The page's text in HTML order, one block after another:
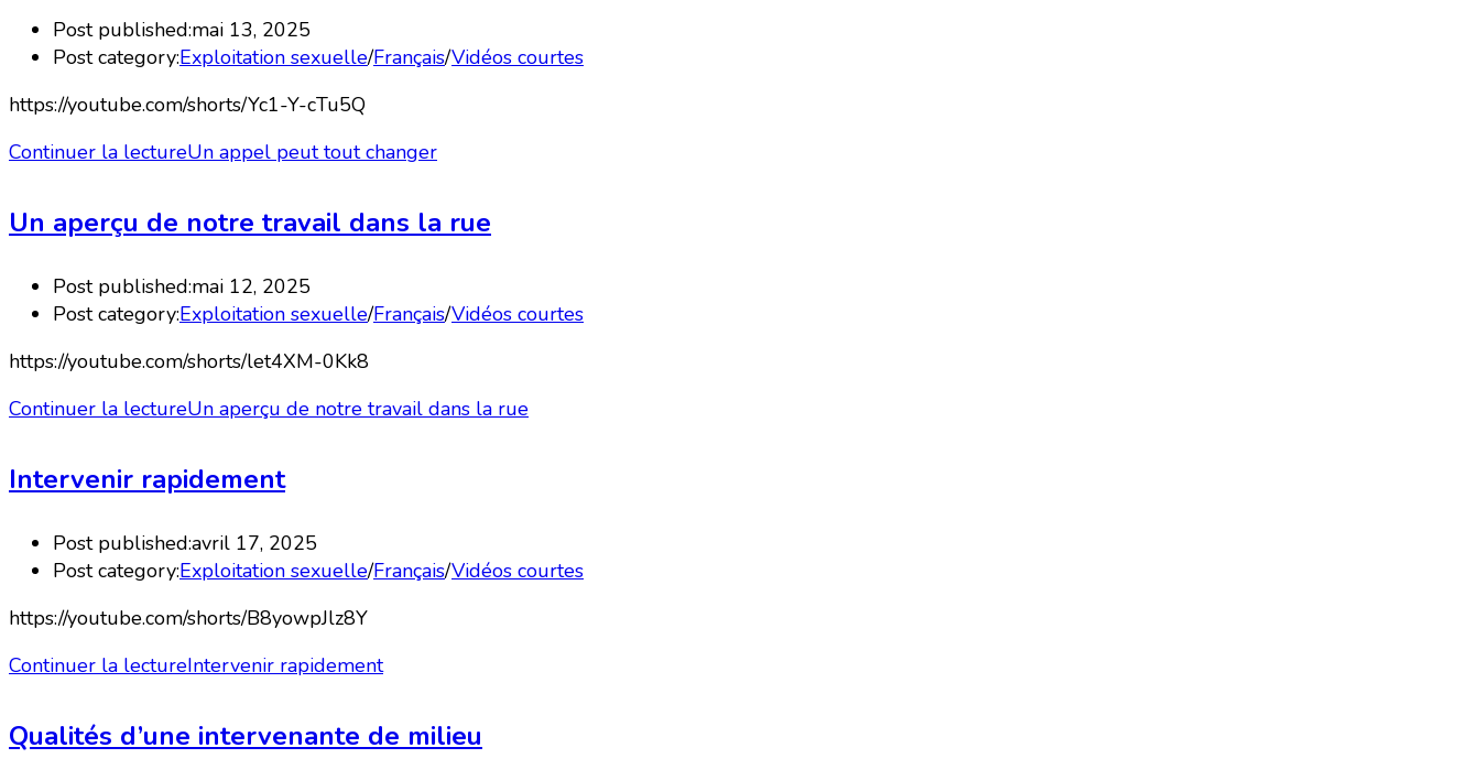
Post published:mai 13, 2025
Post category:Exploitation sexuelle/Français/Vidéos courtes
https://youtube.com/shorts/Yc1-Y-cTu5Q
Continuer la lectureUn appel peut tout changer
Un aperçu de notre travail dans la rue
Post published:mai 12, 2025
Post category:Exploitation sexuelle/Français/Vidéos courtes
https://youtube.com/shorts/let4XM-0Kk8
Continuer la lectureUn aperçu de notre travail dans la rue
Intervenir rapidement
Post published:avril 17, 2025
Post category:Exploitation sexuelle/Français/Vidéos courtes
https://youtube.com/shorts/B8yowpJlz8Y
Continuer la lectureIntervenir rapidement
Qualités d’une intervenante de milieu